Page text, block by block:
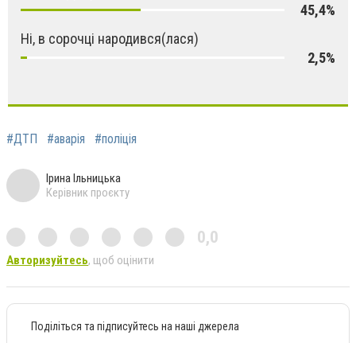
45,4%
Ні, в сорочці народився(лася)
2,5%
#ДТП #аварія #поліція
Ірина Ільницька
Керівник проєкту
0,0
Авторизуйтесь, щоб оцінити
Поділіться та підписуйтесь на наші джерела